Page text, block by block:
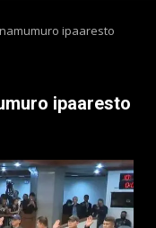
ipaaresto
ipaaresto